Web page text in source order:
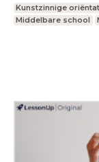
Kunstzinnige
Middelbare school